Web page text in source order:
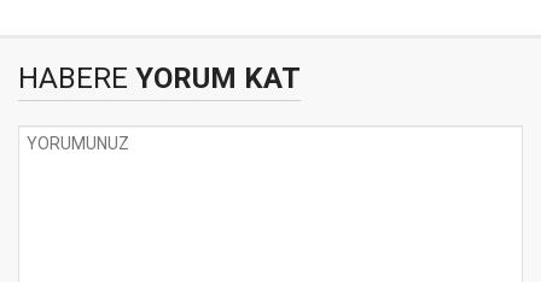
HABERE YORUM KAT